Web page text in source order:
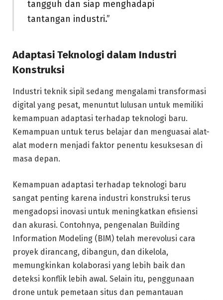
tangguh dan siap menghadapi
tantangan industri.”
Adaptasi Teknologi dalam Industri
Konstruksi
Industri teknik sipil sedang mengalami transformasi
digital yang pesat, menuntut lulusan untuk memiliki
kemampuan adaptasi terhadap teknologi baru.
Kemampuan untuk terus belajar dan menguasai alat-
alat modern menjadi faktor penentu kesuksesan di
masa depan.
Kemampuan adaptasi terhadap teknologi baru
sangat penting karena industri konstruksi terus
mengadopsi inovasi untuk meningkatkan efisiensi
dan akurasi. Contohnya, pengenalan Building
Information Modeling (BIM) telah merevolusi cara
proyek dirancang, dibangun, dan dikelola,
memungkinkan kolaborasi yang lebih baik dan
deteksi konflik lebih awal. Selain itu, penggunaan
drone untuk pemetaan situs dan pemantauan